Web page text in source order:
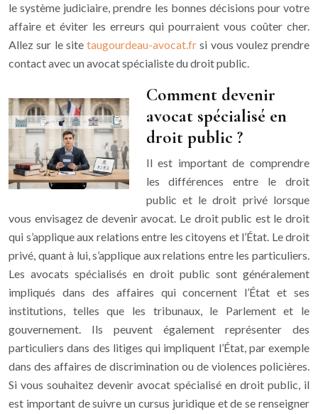
le système judiciaire, prendre les bonnes décisions pour votre
affaire et éviter les erreurs qui pourraient vous coûter cher.
Allez sur le site taugourdeau-avocat.fr si vous voulez prendre
contact avec un avocat spécialiste du droit public.
Comment devenir
avocat spécialisé en
droit public ?
Il est important de comprendre
les différences entre le droit
public et le droit privé lorsque
vous envisagez de devenir avocat. Le droit public est le droit
qui s’applique aux relations entre les citoyens et l’État. Le droit
privé, quant à lui, s’applique aux relations entre les particuliers.
Les avocats spécialisés en droit public sont généralement
impliqués dans des affaires qui concernent l’État et ses
institutions, telles que les tribunaux, le Parlement et le
gouvernement. Ils peuvent également représenter des
particuliers dans des litiges qui impliquent l’État, par exemple
dans des affaires de discrimination ou de violences policières.
Si vous souhaitez devenir avocat spécialisé en droit public, il
est important de suivre un cursus juridique et de se renseigner